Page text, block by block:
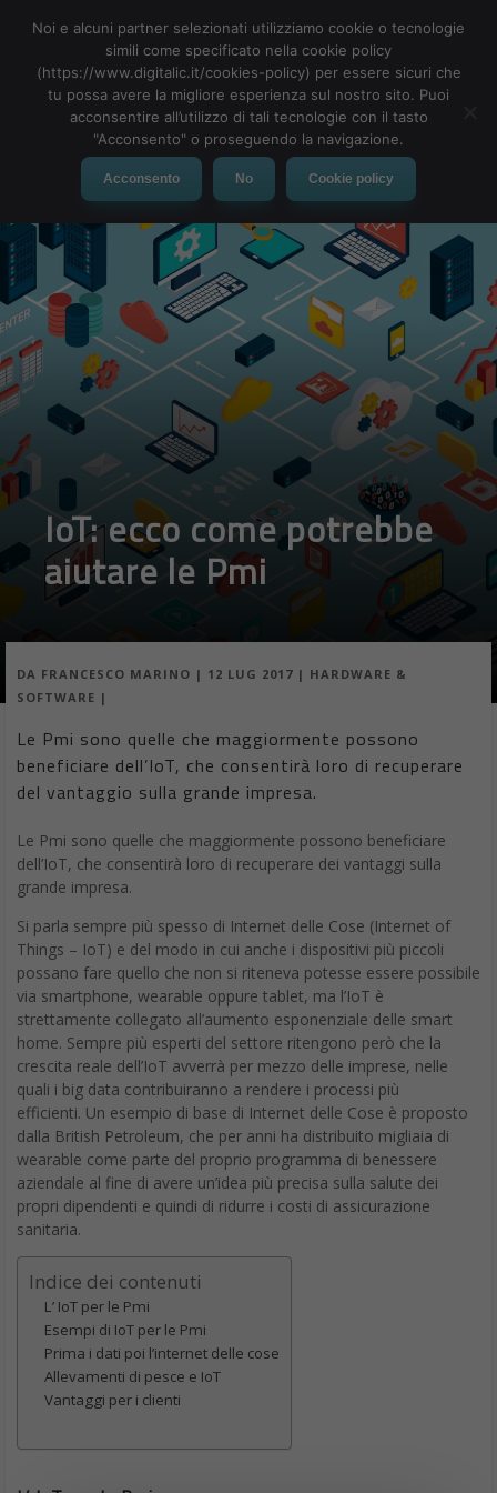
MENU
IoT: ecco come potrebbe
aiutare le Pmi
DA FRANCESCO MARINO | 12 LUG 2017 | HARDWARE &
SOFTWARE |
Le Pmi sono quelle che maggiormente possono
beneficiare dell’IoT, che consentirà loro di recuperare
del vantaggio sulla grande impresa.
Le Pmi sono quelle che maggiormente possono beneficiare
dell’IoT, che consentirà loro di recuperare dei vantaggi sulla
grande impresa.
Si parla sempre più spesso di Internet delle Cose (Internet of
Things – IoT) e del modo in cui anche i dispositivi più piccoli
possano fare quello che non si riteneva potesse essere possibile
via smartphone, wearable oppure tablet, ma l’IoT è
strettamente collegato all’aumento esponenziale delle smart
home. Sempre più esperti del settore ritengono però che la
crescita reale dell’IoT avverrà per mezzo delle imprese, nelle
quali i big data contribuiranno a rendere i processi più
efficienti. Un esempio di base di Internet delle Cose è proposto
dalla British Petroleum, che per anni ha distribuito migliaia di
wearable come parte del proprio programma di benessere
aziendale al fine di avere un’idea più precisa sulla salute dei
propri dipendenti e quindi di ridurre i costi di assicurazione
sanitaria.
Indice dei contenuti
L’ IoT per le Pmi
Esempi di IoT per le Pmi
Prima i dati poi l’internet delle cose
Allevamenti di pesce e IoT
Vantaggi per i clienti
Noi e alcuni partner selezionati utilizziamo cookie o tecnologie
simili come specificato nella cookie policy
(https://www.digitalic.it/cookies-policy) per essere sicuri che
tu possa avere la migliore esperienza sul nostro sito. Puoi
acconsentire all’utilizzo di tali tecnologie con il tasto
"Acconsento" o proseguendo la navigazione.
Acconsento No Cookie policy